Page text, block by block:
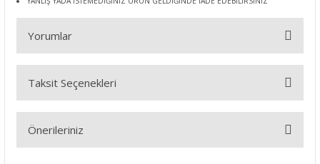
Yorumlar
Bu ürüne ilk yorumu siz yapın!
Taksit Seçenekleri
Önerileriniz